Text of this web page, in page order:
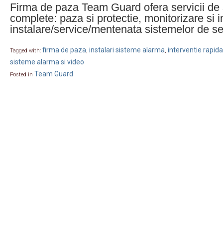
Firma de paza Team Guard ofera servicii
complete: paza si protectie, monitorizare si
instalare/service/mentenata sistemelor de
Tagged with: firma de paza, instalari sisteme alarma, interventie rapida
sisteme alarma si video
Posted in Team Guard